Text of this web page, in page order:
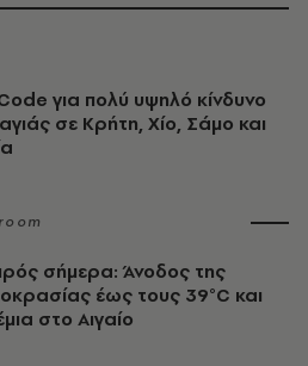
για πολύ υψηλό κίνδυνο
σε Κρήτη, Χίο, Σάμο και
σήμερα: Άνοδος της
έως τους 39°C και
στο Αιγαίο